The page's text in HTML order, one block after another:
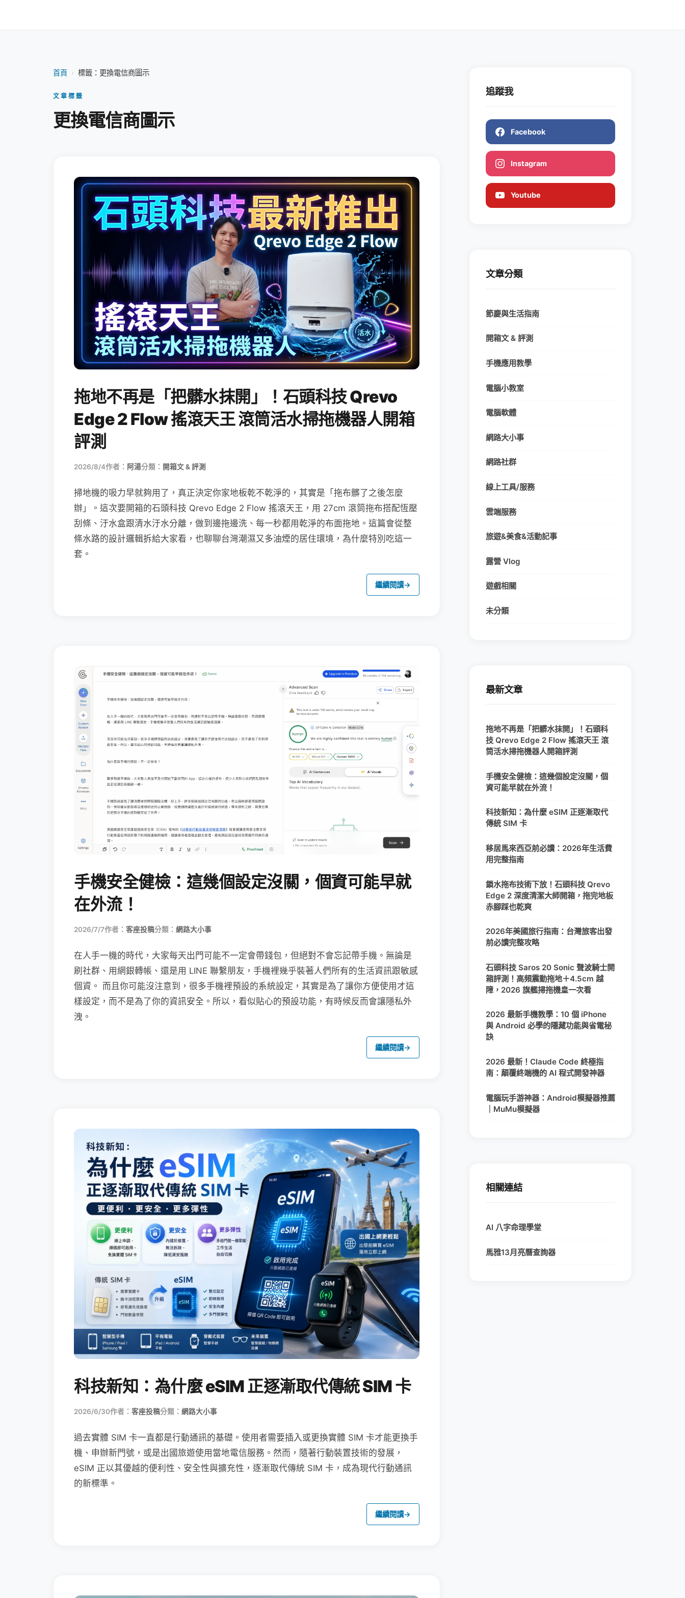
首頁 › 標籤：更換電信商圖示
文章標籤
更換電信商圖示
拖地不再是「把髒水抹開」！石頭科技 Qrevo
Edge 2 Flow 搖滾天王 滾筒活水掃拖機器人開箱
評測
2026/8/4作者： 阿湯分類： 開箱文 & 評測
掃地機的吸力早就夠用了，真正決定你家地板乾不乾淨的，其實是「拖布髒了之後怎麼
辦」。這次要開箱的石頭科技 Qrevo Edge 2 Flow 搖滾天王，用 27cm 滾筒拖布搭配恆壓
刮條、汙水盒跟清水汙水分離，做到邊拖邊洗、每一秒都用乾淨的布面拖地。這篇會從整
條水路的設計邏輯拆給大家看，也聊聊台灣潮濕又多油煙的居住環境，為什麼特別吃這一
套。
繼續閱讀→
手機安全健檢：這幾個設定沒關，個資可能早就
在外流！
2026/7/7作者： 客座投稿分類： 網路大小事
在人手一機的時代，大家每天出門可能不一定會帶錢包，但絕對不會忘記帶手機。無論是
刷社群、用網銀轉帳、還是用 LINE 聯繫朋友，手機裡幾乎裝著人們所有的生活資訊跟敏感
個資。 而且你可能沒注意到，很多手機裡預設的系統設定，其實是為了讓你方便使用才這
樣設定，而不是為了你的資訊安全。所以，看似貼心的預設功能，有時候反而會讓隱私外
洩。
繼續閱讀→
科技新知：為什麼 eSIM 正逐漸取代傳統 SIM 卡
2026/6/30作者： 客座投稿分類： 網路大小事
過去實體 SIM 卡一直都是行動通訊的基礎。使用者需要插入或更換實體 SIM 卡才能更換手
機、申辦新門號，或是出國旅遊使用當地電信服務。然而，隨著行動裝置技術的發展，
eSIM 正以其優越的便利性、安全性與擴充性，逐漸取代傳統 SIM 卡，成為現代行動通訊
的新標準。
繼續閱讀→
追蹤我
Facebook
Instagram
Youtube
文章分類
節慶與生活指南
開箱文 & 評測
手機應用教學
電腦小教室
電腦軟體
網路大小事
網路社群
線上工具/服務
雲端服務
旅遊&美食&活動記事
露營 Vlog
遊戲相關
未分類
最新文章
拖地不再是「把髒水抹開」！石頭科
技 Qrevo Edge 2 Flow 搖滾天王 滾
筒活水掃拖機器人開箱評測
手機安全健檢：這幾個設定沒關，個
資可能早就在外流！
科技新知：為什麼 eSIM 正逐漸取代
傳統 SIM 卡
移居馬來西亞前必讀：2026年生活費
用完整指南
鎖水拖布技術下放！石頭科技 Qrevo
Edge 2 深度清潔大師開箱，拖完地板
赤腳踩也乾爽
2026年美國旅行指南：台灣旅客出發
前必讀完整攻略
石頭科技 Saros 20 Sonic 聲波騎士開
箱評測！高頻震動拖地＋4.5cm 越
障，2026 旗艦掃拖機皇一次看
2026 最新手機教學：10 個 iPhone
與 Android 必學的隱藏功能與省電秘
訣
2026 最新！Claude Code 終極指
南：顛覆終端機的 AI 程式開發神器
電腦玩手游神器：Android模擬器推薦
｜MuMu模擬器
相關連結
AI 八字命理學堂
馬雅13月亮曆查詢器